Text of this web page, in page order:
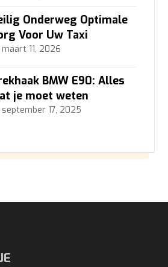
Onderweg Optimale
Voor Uw Taxi
maart 11, 2026
BMW E90: Alles
je moet weten
september 17, 2025